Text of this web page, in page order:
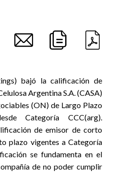
bajó la calificación de
Argentina S.A. (CASA)
(ON) de Largo Plazo
Categoría CCC(arg).
de emisor de corto
plazo vigentes a Categoría
se fundamenta en el
de no poder cumplir